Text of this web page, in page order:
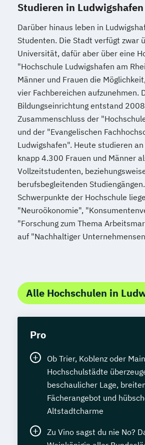
Studieren in Ludwigshafen
Darüber hinaus leben in
Studenten. Die Stadt verfügt zwar
Universität, dafür aber über eine
"Hochschule Ludwigshafen am
Männer und Frauen die
vier Fachbereichen aufzunehmen.
Bildungseinrichtung entstand
Zusammenschluss der
und der "Evangelischen
Ludwigshafen". Heute studieren
knapp 4.300 Frauen und Männer
Vollzeitstudenten,
berufsbegleitenden
Schwerpunkte der Hochschule
"Neuroökonomie",
"Forschung zum Thema
auf "Nachhaltiger
Alle Hochschulen in
Pro
Ob Trier, Koblenz oder
Hochschulstädte
beschaulicher Lage,
Fächerangebot und
Altstadtcharme
Zu Vino sagst du nie No?